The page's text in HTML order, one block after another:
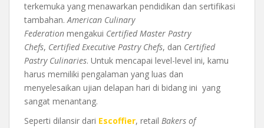
terkemuka yang menawarkan pendidikan dan sertifikasi
tambahan.American Culinary
Federation mengakui Certified Master Pastry
Chefs, Certified Executive Pastry Chefs, dan Certified
Pastry Culinaries. Untuk mencapai level-level ini, kamu
harus memiliki pengalaman yang luas dan
menyelesaikan ujian delapan hari di bidang ini yang
sangat menantang.
Seperti dilansir dari Escoffier, retail Bakers of